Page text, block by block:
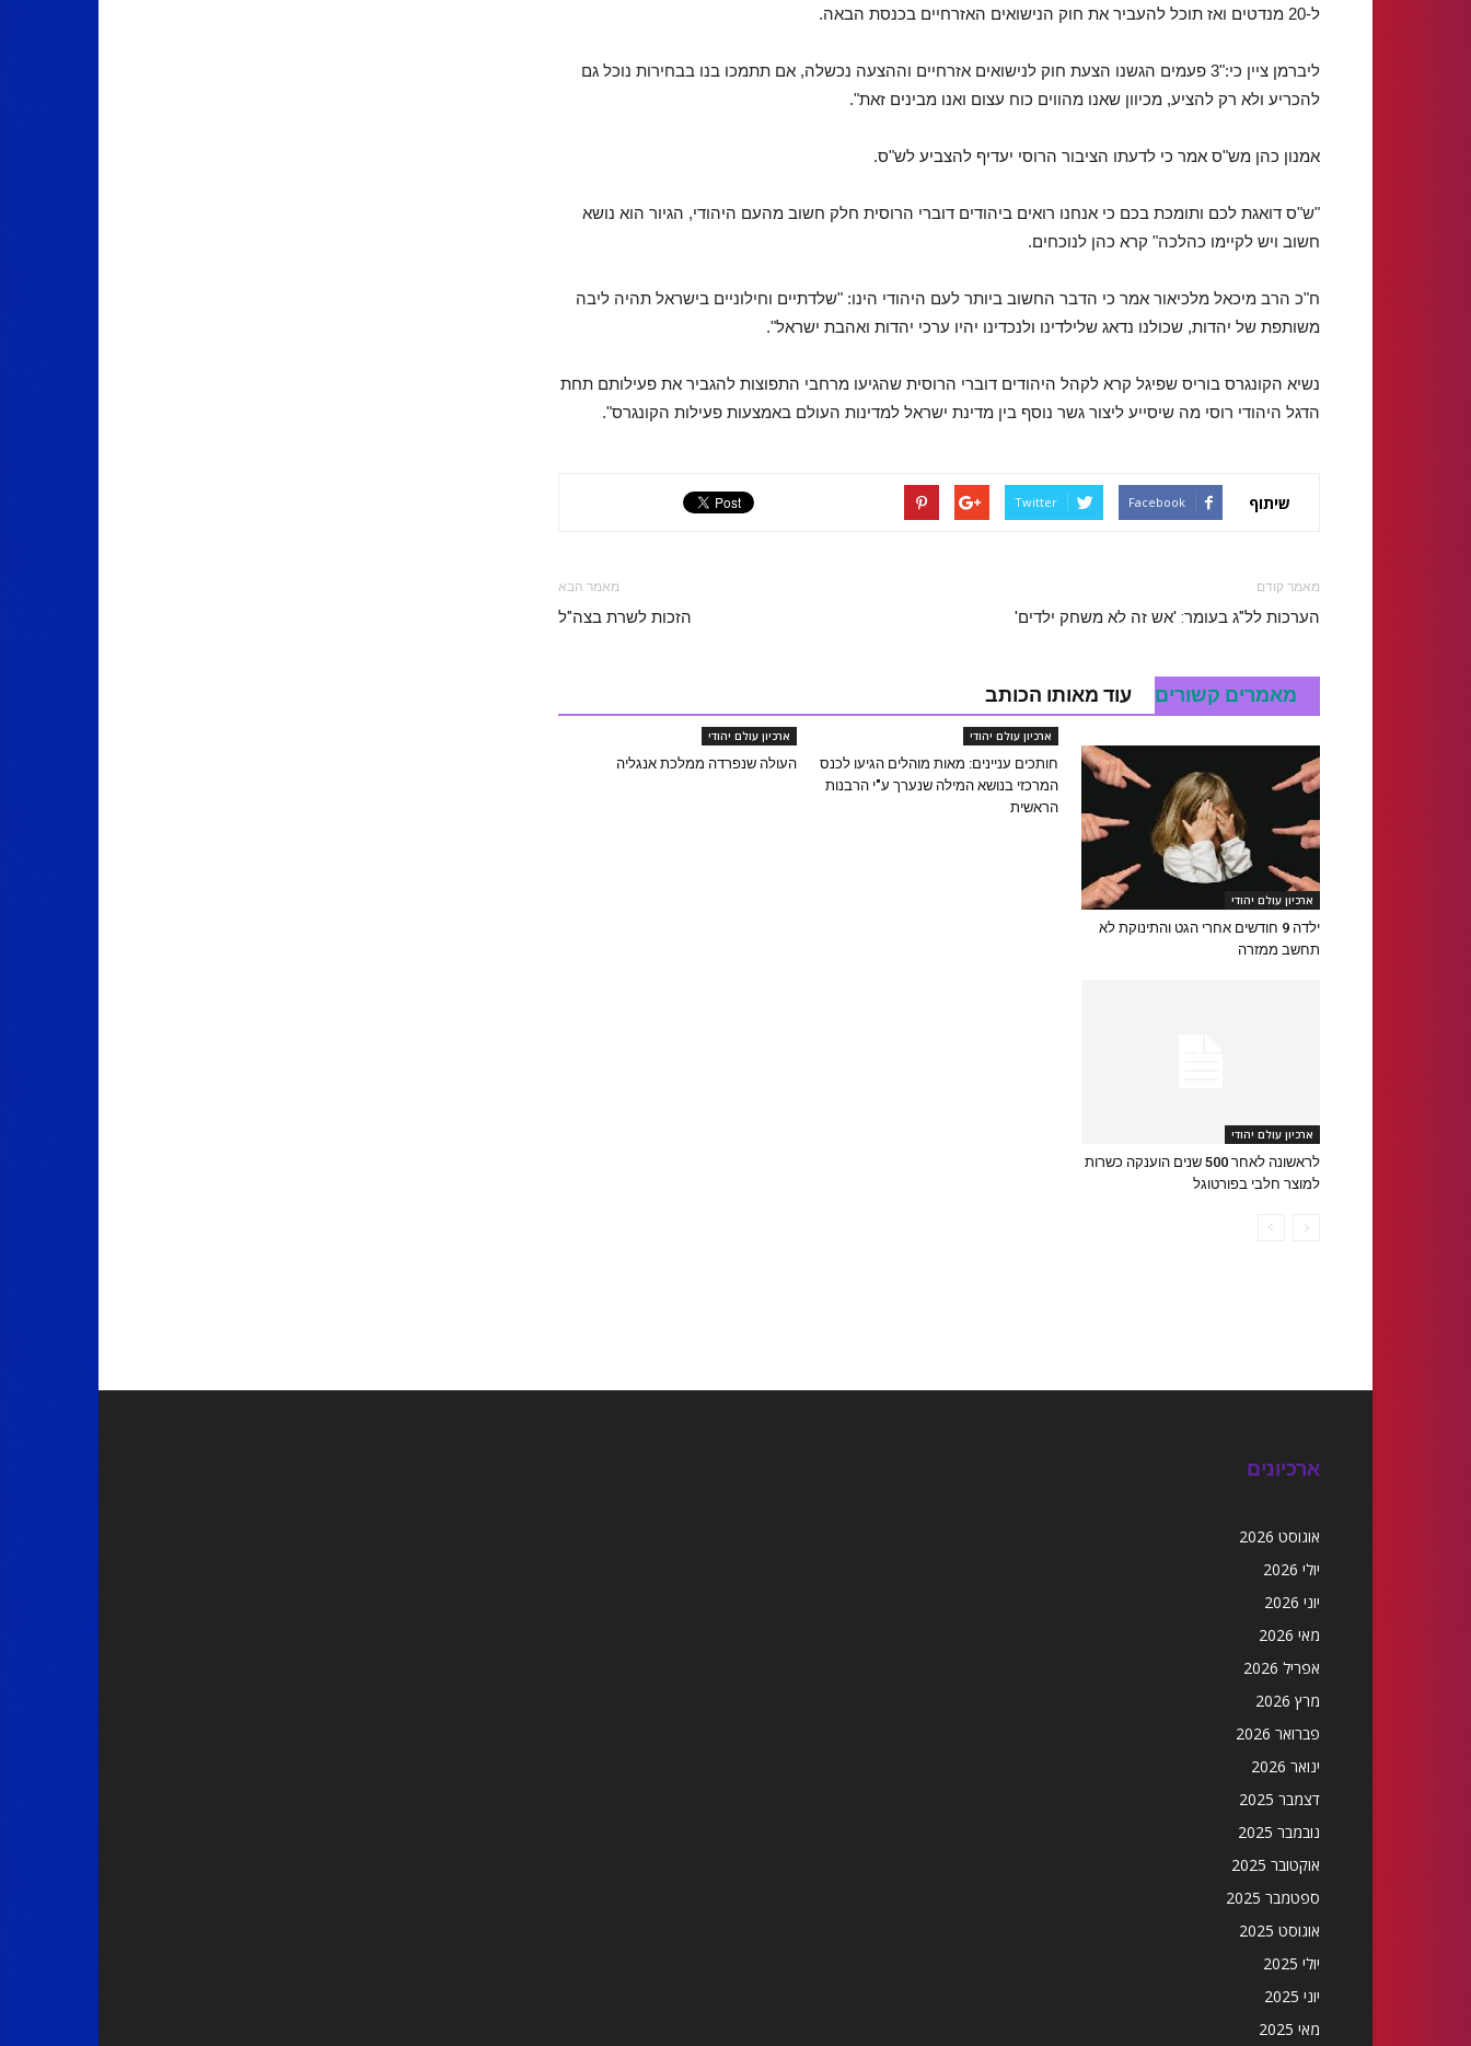
ל-20 מנדטים ואז תוכל להעביר את חוק הנישואים האזרחיים בכנסת הבאה.
ליברמן ציין כי:"3 פעמים הגשנו הצעת חוק לנישואים אזרחיים וההצעה נכשלה, אם תתמכו בנו בבחירות נוכל גם
להכריע ולא רק להציע, מכיוון שאנו מהווים כוח עצום ואנו מבינים זאת".
אמנון כהן מש"ס אמר כי לדעתו הציבור הרוסי יעדיף להצביע לש"ס.
"ש"ס דואגת לכם ותומכת בכם כי אנחנו רואים ביהודים דוברי הרוסית חלק חשוב מהעם היהודי, הגיור הוא נושא
חשוב ויש לקיימו כהלכה" קרא כהן לנוכחים.
ח"כ הרב מיכאל מלכיאור אמר כי הדבר החשוב ביותר לעם היהודי הינו: "שלדתיים וחילוניים בישראל תהיה ליבה
משותפת של יהדות, שכולנו נדאג שלילדינו ולנכדינו יהיו ערכי יהדות ואהבת ישראל".
נשיא הקונגרס בוריס שפיגל קרא לקהל היהודים דוברי הרוסית שהגיעו מרחבי התפוצות להגביר את פעילותם תחת
הדגל היהודי רוסי מה שיסייע ליצור גשר נוסף בין מדינת ישראל למדינות העולם באמצעות פעילות הקונגרס".
שיתוף Facebook
Twitter
מאמר קודם
הערכות לל"ג בעומר: 'אש זה לא משחק ילדים'
מאמר הבא
הזכות לשרת בצה"ל
מאמרים קשורים עוד מאותו הכותב
ארכיון עולם יהודי
ילדה 9 חודשים אחרי הגט והתינוקת לא
תחשב ממזרה
ארכיון עולם יהודי
חותכים עניינים: מאות מוהלים הגיעו לכנס
המרכזי בנושא המילה שנערך ע"י הרבנות
הראשית
ארכיון עולם יהודי
העולה שנפרדה ממלכת אנגליה
ארכיון עולם יהודי
לראשונה לאחר 500 שנים הוענקה כשרות
למוצר חלבי בפורטוגל
ארכיונים
אוגוסט 2026
יולי 2026
יוני 2026
מאי 2026
אפריל 2026
מרץ 2026
פברואר 2026
ינואר 2026
דצמבר 2025
נובמבר 2025
אוקטובר 2025
ספטמבר 2025
אוגוסט 2025
יולי 2025
יוני 2025
מאי 2025